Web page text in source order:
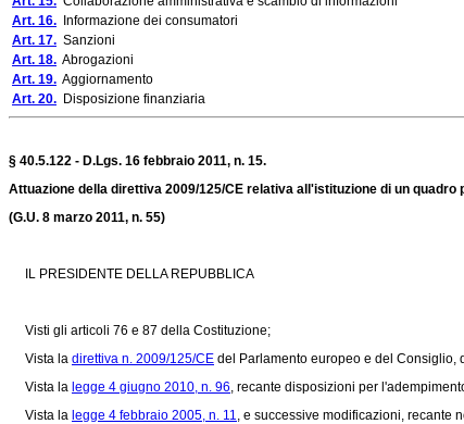
Art. 16. Informazione dei consumatori
Art. 17. Sanzioni
Art. 18. Abrogazioni
Art. 19. Aggiornamento
Art. 20. Disposizione finanziaria
§ 40.5.122 - D.Lgs. 16 febbraio 2011, n. 15.
Attuazione della direttiva 2009/125/CE relativa all'istituzione di un
(G.U. 8 marzo 2011, n. 55)
IL PRESIDENTE DELLA REPUBBLICA
Visti gli articoli 76 e 87 della Costituzione;
Vista la direttiva n. 2009/125/CE del Parlamento europeo e del Consiglio,
Vista la legge 4 giugno 2010, n. 96, recante disposizioni per
Vista la legge 4 febbraio 2005, n. 11, e successive modificazioni, recante